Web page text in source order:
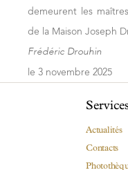
demeurent les
de la Maison Joseph
Frédéric Drouhin
le 3 novembre 2025
un équilibre parfait
frais et précis.
En rouge
Sélection des plus
complexité aromatique.
Les macérations
la structure des vins,
Actualités
Contacts